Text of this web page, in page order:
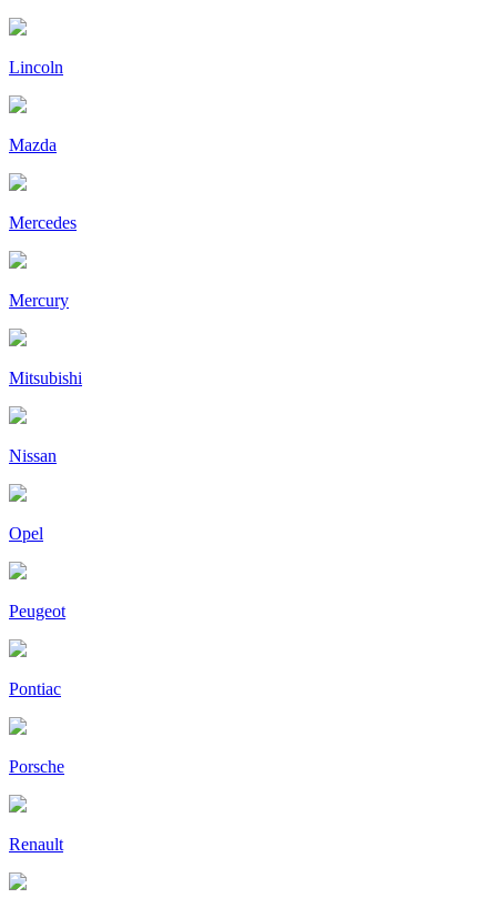
Lincoln
Mazda
Mercedes
Mercury
Mitsubishi
Nissan
Opel
Peugeot
Pontiac
Porsche
Renault